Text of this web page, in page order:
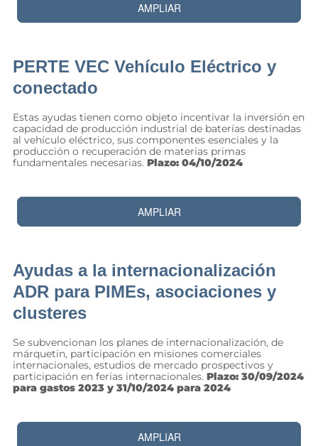
AMPLIAR
PERTE VEC Vehículo Eléctrico y
conectado
Estas ayudas tienen como objeto incentivar la inversión en
capacidad de producción industrial de baterías destinadas
al vehículo eléctrico, sus componentes esenciales y la
producción o recuperación de materias primas
fundamentales necesarias. Plazo: 04/10/2024
AMPLIAR
Ayudas a la internacionalización
ADR para PIMEs, asociaciones y
clusteres
Se subvencionan los planes de internacionalización, de
márquetin, participación en misiones comerciales
internacionales, estudios de mercado prospectivos y
participación en ferias internacionales. Plazo: 30/09/2024
para gastos 2023 y 31/10/2024 para 2024
AMPLIAR